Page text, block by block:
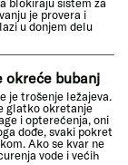
je provera i
u donjem delu
okreće bubanj
je trošenje ležajeva.
glatko okretanje
i opterećenja, oni
dođe, svaki pokret
Ako se kvar ne
vode i većih